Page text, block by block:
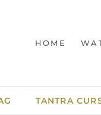
HOME
TANTRA